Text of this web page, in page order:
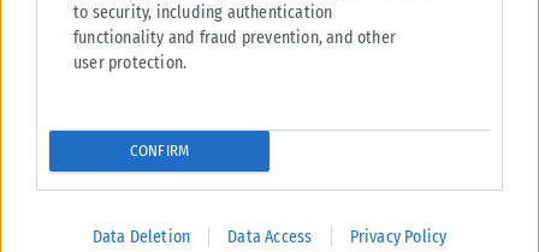
to security, including authentication
functionality and fraud prevention, and other
user protection.
CONFIRM
Data Deletion Data Access Privacy Policy